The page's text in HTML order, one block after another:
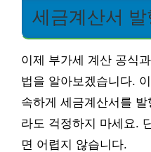
세금계산서 발
이제 부가세 계산 공식
법을 알아보겠습니다.
속하게 세금계산서를
라도 걱정하지 마세요.
면 어렵지 않습니다.